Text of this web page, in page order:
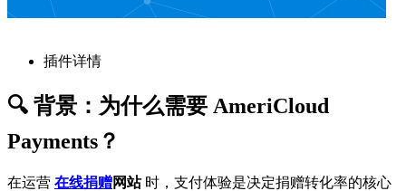
插件详情
🔍 背景：为什么需要 AmeriCloud
Payments？
在运营 在线捐赠网站时，支付体验是决定捐赠转化率的核心